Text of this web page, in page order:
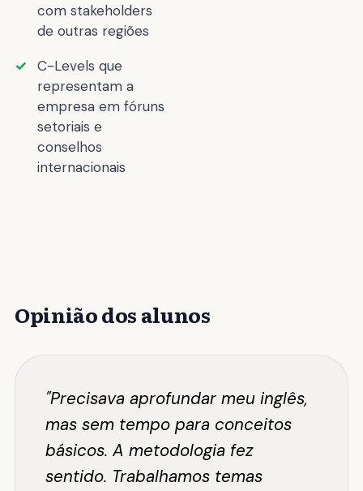
com stakeholders
de outras regiões
C-Levels que
representam a
empresa em fóruns
setoriais e
conselhos
internacionais
Opinião dos alunos
"Precisava aprofundar meu inglês,
mas sem tempo para conceitos
básicos. A metodologia fez
sentido. Trabalhamos temas